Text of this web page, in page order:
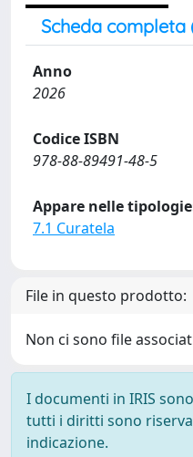
Scheda completa
Anno
2026
Codice ISBN
978-88-89491-48-5
Appare nelle
7.1 Curatela
File in questo prodotto:
Non ci sono file
I documenti in IRIS
tutti i diritti sono
indicazione.